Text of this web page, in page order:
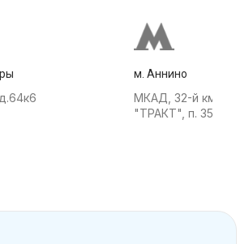
м. Аннино
МКАД, 32-й км, АТК
"ТРАКТ", п. 35